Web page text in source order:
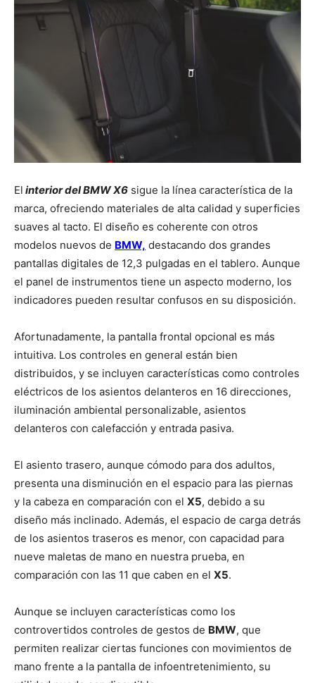
El interior del BMW X6 sigue la línea característica de la
marca, ofreciendo materiales de alta calidad y superficies
suaves al tacto. El diseño es coherente con otros
modelos nuevos de BMW, destacando dos grandes
pantallas digitales de 12,3 pulgadas en el tablero. Aunque
el panel de instrumentos tiene un aspecto moderno, los
indicadores pueden resultar confusos en su disposición.
Afortunadamente, la pantalla frontal opcional es más
intuitiva. Los controles en general están bien
distribuidos, y se incluyen características como controles
eléctricos de los asientos delanteros en 16 direcciones,
iluminación ambiental personalizable, asientos
delanteros con calefacción y entrada pasiva.
El asiento trasero, aunque cómodo para dos adultos,
presenta una disminución en el espacio para las piernas
y la cabeza en comparación con el X5, debido a su
diseño más inclinado. Además, el espacio de carga detrás
de los asientos traseros es menor, con capacidad para
nueve maletas de mano en nuestra prueba, en
comparación con las 11 que caben en el X5.
Aunque se incluyen características como los
controvertidos controles de gestos de BMW, que
permiten realizar ciertas funciones con movimientos de
mano frente a la pantalla de infoentretenimiento, su